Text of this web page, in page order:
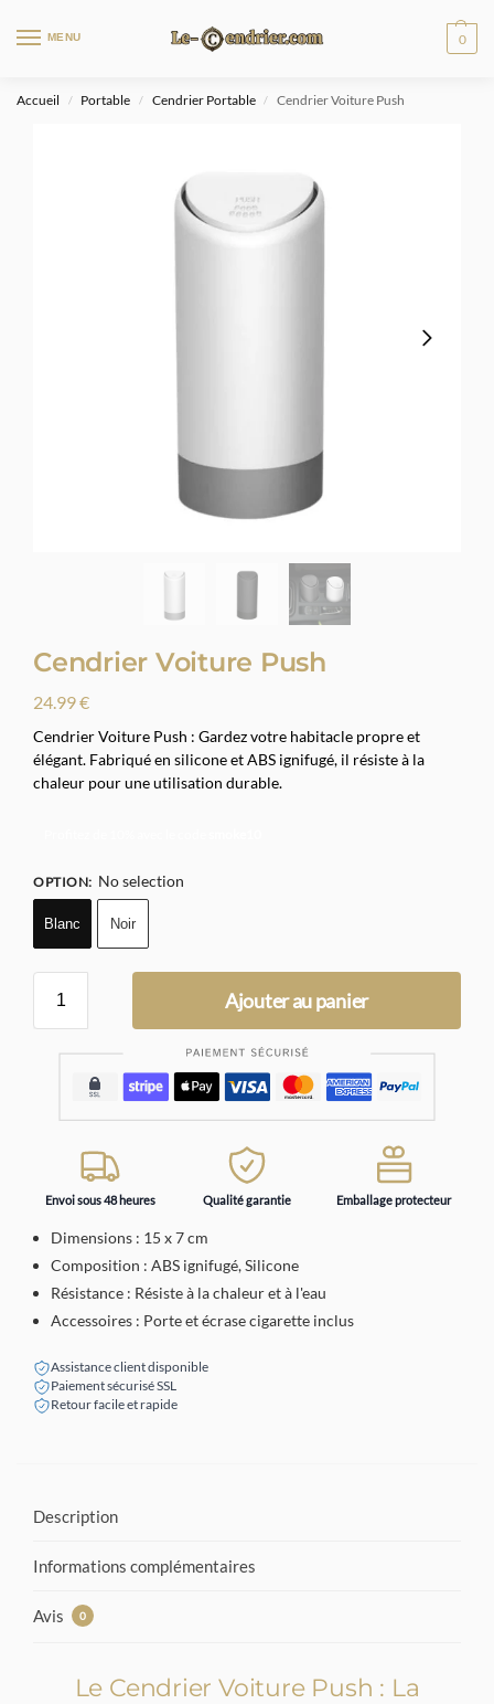
MENU 0
Accueil / Portable / Cendrier Portable / Cendrier Voiture Push
Cendrier Voiture Push
24.99€
Cendrier Voiture Push : Gardez votre habitacle propre et
élégant. Fabriqué en silicone et ABS ignifugé, il résiste à la
chaleur pour une utilisation durable.
OPTION: No selection
Blanc Noir
Ajouter au panier
Envoi sous 48 heures Qualité garantie Emballage protecteur
Dimensions : 15 x 7 cm
Composition : ABS ignifugé, Silicone
Résistance : Résiste à la chaleur et à l'eau
Accessoires : Porte et écrase cigarette inclus
Assistance client disponible
Paiement sécurisé SSL
Retour facile et rapide
Description
Informations complémentaires
Avis 0
Le Cendrier Voiture Push : La